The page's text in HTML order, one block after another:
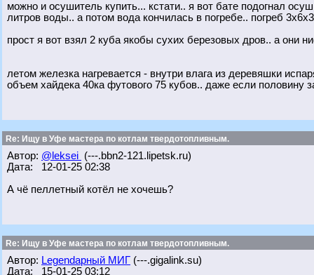
можно и осушитель купить... кстати.. я вот бате подогнал
литров воды.. а потом вода кончилась в погребе.. погреб
прост я вот взял 2 куба якобы сухих березовых дров.. а они
летом железка нагревается - внутри влага из деревяшки
объем хайдека 40ка футового 75 кубов.. даже если половину
Re: Ищу в Уфе мастера по котлам твердотопливным.
Автор: @leksei (---.bbn2-121.lipetsk.ru)
Дата: 12-01-25 02:38
А чё пеллетный котёл не хочешь?
Re: Ищу в Уфе мастера по котлам твердотопливным.
Автор: Legendарный МИГ (---.gigalink.su)
Дата: 15-01-25 03:12